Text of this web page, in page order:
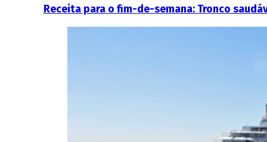
Receita para o fim-de-semana: Tronco